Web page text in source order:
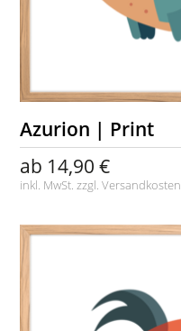
Azurion | Print
ab 14,90 €
inkl. MwSt. zzgl.Versandkosten